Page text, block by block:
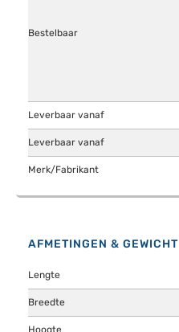
Bestelbaar
Leverbaar vanaf
Leverbaar vanaf
Merk/Fabrikant
AFMETINGEN & GEWICHT
Lengte
Breedte
Hoogte